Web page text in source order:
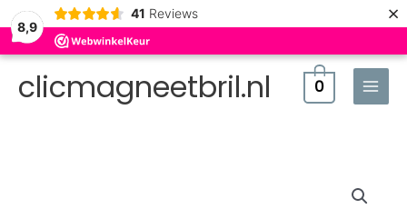
8,9
41 Reviews ×
clicmagneetbril.nl 0